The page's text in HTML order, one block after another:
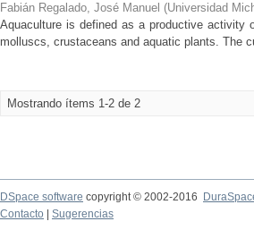
Fabián Regalado, José Manuel (Universidad
Aquaculture is defined as a productive activity
molluscs, crustaceans and aquatic plants. The
Mostrando ítems 1-2 de 2
DSpace software copyright © 2002-2016
Contacto
Sugerencias